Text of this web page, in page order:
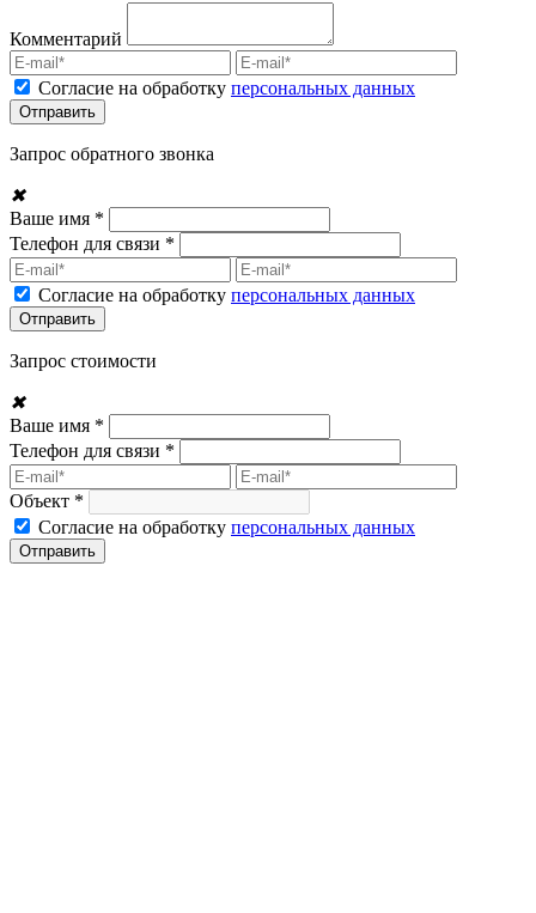
Комментарий
Согласие на обработку персональных данных
Запрос обратного звонка
✖
Ваше имя *
Телефон для связи *
Согласие на обработку персональных данных
Запрос стоимости
✖
Ваше имя *
Телефон для связи *
Объект *
Согласие на обработку персональных данных